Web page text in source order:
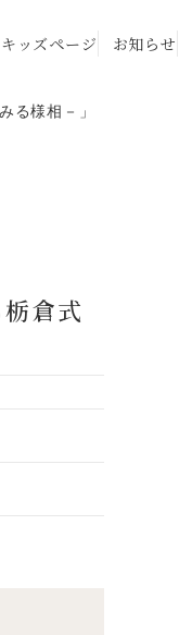
キッズページ お知らせ
る様相－」
倉式